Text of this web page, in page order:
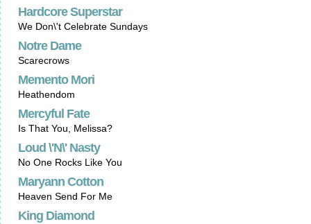
Hardcore Superstar
We Don\'t Celebrate Sundays
Notre Dame
Scarecrows
Memento Mori
Heathendom
Mercyful Fate
Is That You, Melissa?
Loud \'N\' Nasty
No One Rocks Like You
Maryann Cotton
Heaven Send For Me
King Diamond